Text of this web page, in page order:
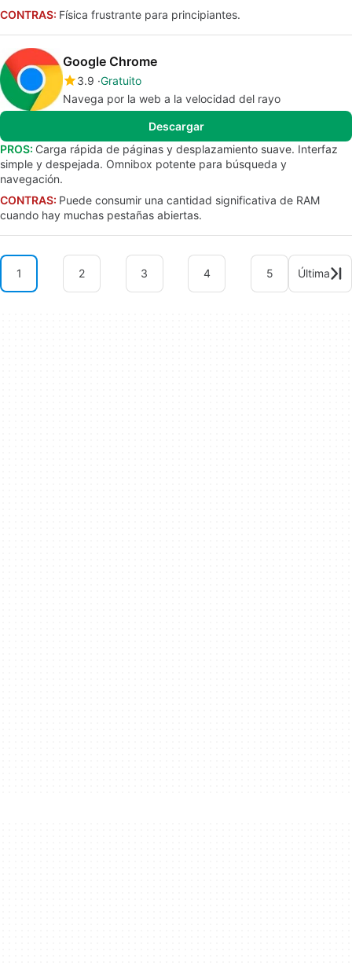
CONTRAS: Física frustrante para principiantes.
Google Chrome
3.9 Gratuito
Navega por la web a la velocidad del rayo
Descargar
PROS: Carga rápida de páginas y desplazamiento suave. Interfaz
simple y despejada. Omnibox potente para búsqueda y
navegación.
CONTRAS: Puede consumir una cantidad significativa de RAM
cuando hay muchas pestañas abiertas.
1 2 3 4 5 Última